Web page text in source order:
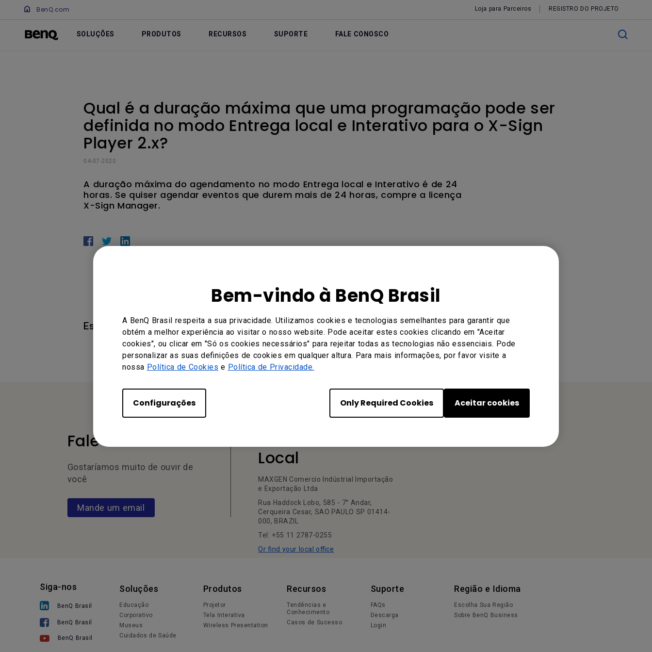
Bem-vindo à BenQ Brasil
A BenQ Brasil respeita a sua privacidade. Utilizamos cookies e tecnologias semelhantes para garantir que
obtém a melhor experiência ao visitar o nosso website. Pode aceitar estes cookies clicando em "Aceitar
cookies", ou clicar em "Só os cookies necessários" para rejeitar todas as tecnologias não essenciais. Pode
personalizar as suas definições de cookies em qualquer altura. Para mais informações, por favor visite a
nossa Política de Cookies e Política de Privacidade.
Configurações Only Required Cookies Aceitar cookies
BenQ.com Loja para Parceiros REGISTRO DO PROJETO
SOLUÇÕES PRODUTOS RECURSOS SUPORTE FALE CONOSCO
Qual é a duração máxima que uma programação pode ser
definida no modo Entrega local e Interativo para o X-Sign
Player 2.x?
04-07-2020
A duração máxima do agendamento no modo Entrega local e Interativo é de 24
horas. Se quiser agendar eventos que durem mais de 24 horas, compre a licença
X-Sign Manager.
Esta informação foi útil? Sim
Fale Conosco
Gostaríamos muito de ouvir de
você
Mande um email
Seu Escritório
Local
MAXGEN Comercio Indústrial Importação
e Exportação Ltda
Rua Haddock Lobo, 585 - 7° Andar,
Cerqueira Cesar, SAO PAULO SP 01414-
000, BRAZIL
Tel: +55 11 2787-0255
Or find your local office
Siga-nos
BenQ Brasil
BenQ Brasil
BenQ Brasil
Soluções
Educação
Corporativo
Museus
Cuidados de Saúde
Produtos
Projetor
Tela Interativa
Wireless Presentation
Recursos
Tendências e
Conhecimento
Casos de Sucesso
Suporte
FAQs
Descarga
Login
Região e Idioma
Escolha Sua Região
Sobre BenQ Business